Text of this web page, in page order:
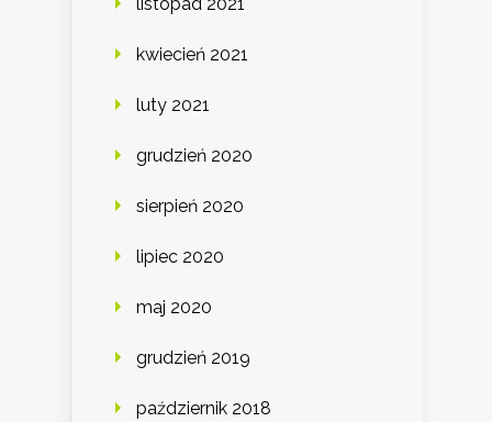
kwiecień 2021
luty 2021
grudzień 2020
sierpień 2020
lipiec 2020
maj 2020
grudzień 2019
październik 2018